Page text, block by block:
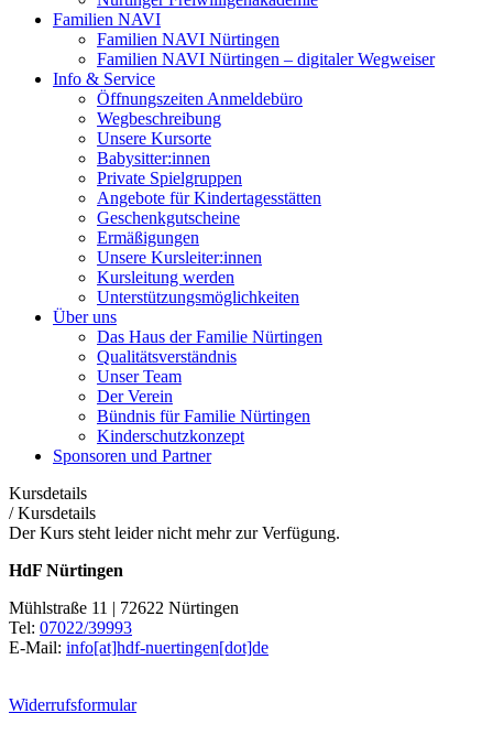
Familien NAVI
Familien NAVI Nürtingen
Familien NAVI Nürtingen – digitaler Wegweiser
Info & Service
Öffnungszeiten Anmeldebüro
Wegbeschreibung
Unsere Kursorte
Babysitter:innen
Private Spielgruppen
Angebote für Kindertagesstätten
Geschenkgutscheine
Ermäßigungen
Unsere Kursleiter:innen
Kursleitung werden
Unterstützungsmöglichkeiten
Über uns
Das Haus der Familie Nürtingen
Qualitätsverständnis
Unser Team
Der Verein
Bündnis für Familie Nürtingen
Kinderschutzkonzept
Sponsoren und Partner
Kursdetails
/Kursdetails
Der Kurs steht leider nicht mehr zur Verfügung.
HdF Nürtingen
Mühlstraße 11 | 72622 Nürtingen
Tel: 07022/39993
E-Mail: info[at]hdf-nuertingen[dot]de
Widerrufsformular